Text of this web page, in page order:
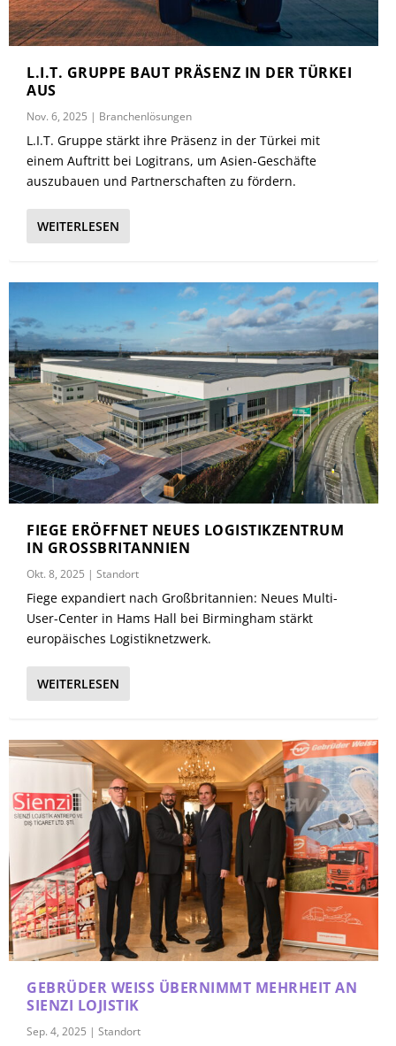
L.I.T. GRUPPE BAUT PRÄSENZ IN DER TÜRKEI
AUS
Nov. 6, 2025 | Branchenlösungen
L.I.T. Gruppe stärkt ihre Präsenz in der Türkei mit
einem Auftritt bei Logitrans, um Asien-Geschäfte
auszubauen und Partnerschaften zu fördern.
WEITERLESEN
FIEGE ERÖFFNET NEUES LOGISTIKZENTRUM
IN GROSSBRITANNIEN
Okt. 8, 2025 |Standort
Fiege expandiert nach Großbritannien: Neues Multi-
User-Center in Hams Hall bei Birmingham stärkt
europäisches Logistiknetzwerk.
WEITERLESEN
GEBRÜDER WEISS ÜBERNIMMT MEHRHEIT AN
SIENZI LOJISTIK
Sep. 4, 2025 |Standort